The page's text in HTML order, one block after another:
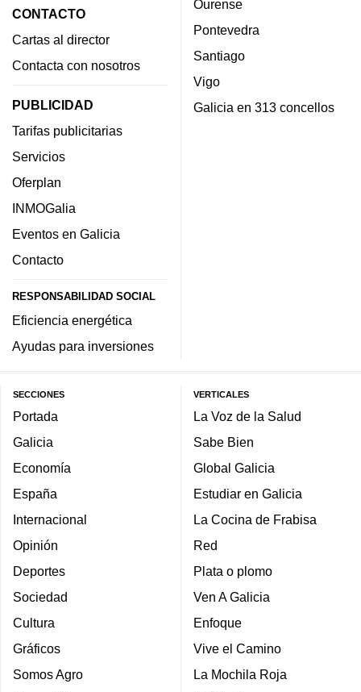
CONTACTO
Cartas al director
Contacta con nosotros
PUBLICIDAD
Tarifas publicitarias
Servicios
Oferplan
INMOGalia
Eventos en Galicia
Contacto
RESPONSABILIDAD SOCIAL
Eficiencia energética
Ayudas para inversiones
Ourense
Pontevedra
Santiago
Vigo
Galicia en 313 concellos
SECCIONES
Portada
Galicia
Economía
España
Internacional
Opinión
Deportes
Sociedad
Cultura
Gráficos
Somos Agro
VERTICALES
La Voz de la Salud
Sabe Bien
Global Galicia
Estudiar en Galicia
La Cocina de Frabisa
Red
Plata o plomo
Ven A Galicia
Enfoque
Vive el Camino
La Mochila Roja